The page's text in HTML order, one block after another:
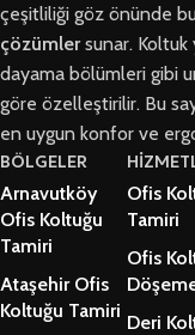
çeşitliliği göz önünde
çözümlersunar. Koltuk
dayama bölümleri gibi
göre özelleştirilir. Bu
en uygun konfor ve
BÖLGELER
Arnavutköy
Ofis Koltuğu
Tamiri
Ataşehir Ofis
Koltuğu Tamiri
Ofis
Tamiri
Ofis
Deri